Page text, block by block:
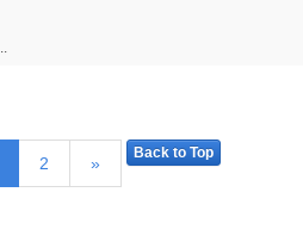
2 »
Back to Top